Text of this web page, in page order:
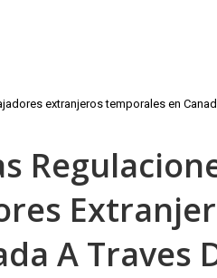
extranjeros temporales en
A Traves